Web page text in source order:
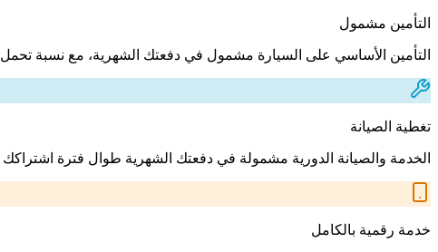
التأمين مشمول
التأمين الأساسي على السيارة مشمول في دفعتك الشهرية، مع نسبة تحمل
تغطية الصيانة
الخدمة والصيانة الدورية مشمولة في دفعتك الشهرية طوال فترة اشتراكك
خدمة رقمية بالكامل